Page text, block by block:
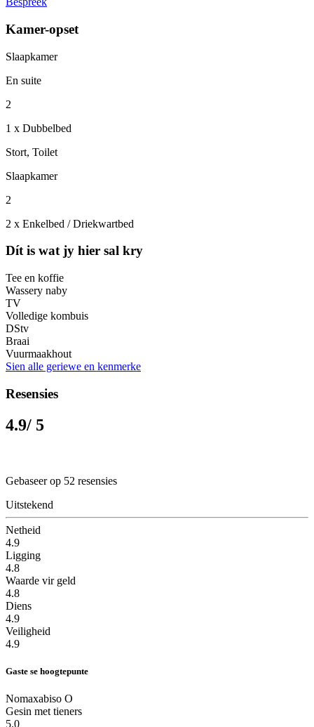
Kamer-opset
Slaapkamer
En suite
2
1 x Dubbelbed
Stort, Toilet
Slaapkamer
2
2 x Enkelbed / Driekwartbed
Dít is wat jy hier sal kry
Tee en koffie
Wassery naby
TV
Volledige kombuis
DStv
Braai
Vuurmaakhout
Sien alle geriewe en kenmerke
Resensies
4.9/ 5
Gebaseer op 52 resensies
Uitstekend
Netheid
4.9
Ligging
4.8
Waarde vir geld
4.8
Diens
4.9
Veiligheid
4.9
Gaste se hoogtepunte
Nomaxabiso O
Gesin met tieners
5.0